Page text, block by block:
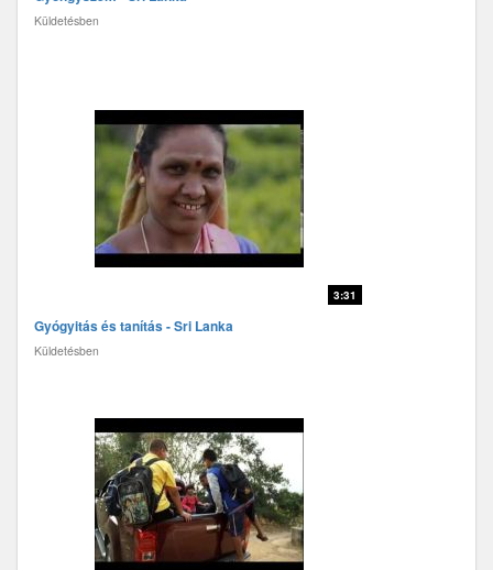
Küldetésben
3:31
Gyógyitás és tanítás - Sri Lanka
Küldetésben